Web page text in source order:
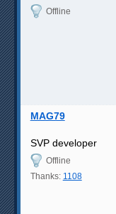
Offline
MAG79
SVP developer
Offline
Thanks: 1108